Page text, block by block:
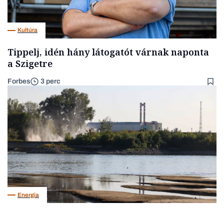
Kultúra
Tippelj, idén hány látogatót várnak naponta
a Szigetre
Forbes 3 perc
Energia